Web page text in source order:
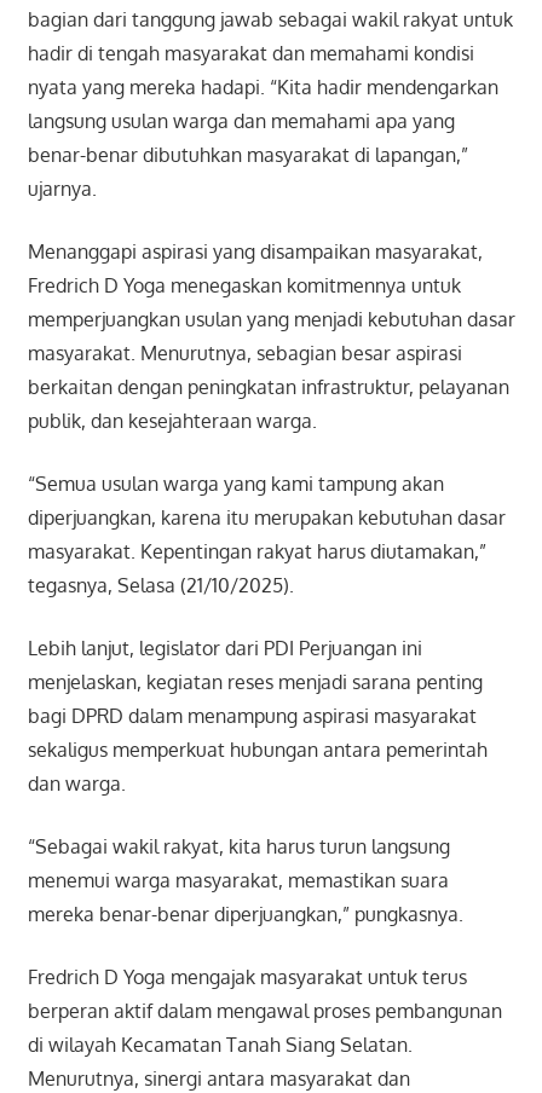
bagian dari tanggung jawab sebagai wakil rakyat untuk
hadir di tengah masyarakat dan memahami kondisi
nyata yang mereka hadapi. “Kita hadir mendengarkan
langsung usulan warga dan memahami apa yang
benar-benar dibutuhkan masyarakat di lapangan,”
ujarnya.
Menanggapi aspirasi yang disampaikan masyarakat,
Fredrich D Yoga menegaskan komitmennya untuk
memperjuangkan usulan yang menjadi kebutuhan dasar
masyarakat. Menurutnya, sebagian besar aspirasi
berkaitan dengan peningkatan infrastruktur, pelayanan
publik, dan kesejahteraan warga.
“Semua usulan warga yang kami tampung akan
diperjuangkan, karena itu merupakan kebutuhan dasar
masyarakat. Kepentingan rakyat harus diutamakan,”
tegasnya, Selasa (21/10/2025).
Lebih lanjut, legislator dari PDI Perjuangan ini
menjelaskan, kegiatan reses menjadi sarana penting
bagi DPRD dalam menampung aspirasi masyarakat
sekaligus memperkuat hubungan antara pemerintah
dan warga.
“Sebagai wakil rakyat, kita harus turun langsung
menemui warga masyarakat, memastikan suara
mereka benar-benar diperjuangkan,” pungkasnya.
Fredrich D Yoga mengajak masyarakat untuk terus
berperan aktif dalam mengawal proses pembangunan
di wilayah Kecamatan Tanah Siang Selatan.
Menurutnya, sinergi antara masyarakat dan